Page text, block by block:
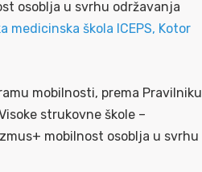
osoblja u svrhu održavanja
medicinska škola ICEPS, Kotor
mobilnosti, prema Pravilniku
strukovne škole –
mobilnost osoblja u svrhu